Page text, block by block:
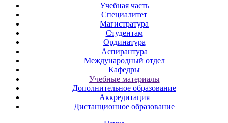
Учебная часть
Специалитет
Магистратура
Студентам
Ординатура
Аспирантура
Международный отдел
Кафедры
Учебные материалы
Дополнительное образование
Аккредитация
Дистанционное образование